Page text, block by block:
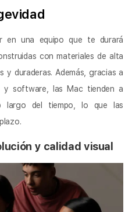
en una equipo que te durará
con materiales de alta
y duraderas. Además, gracias a
y software, las Mac tienden a
largo del tiempo, lo que las
y calidad visual